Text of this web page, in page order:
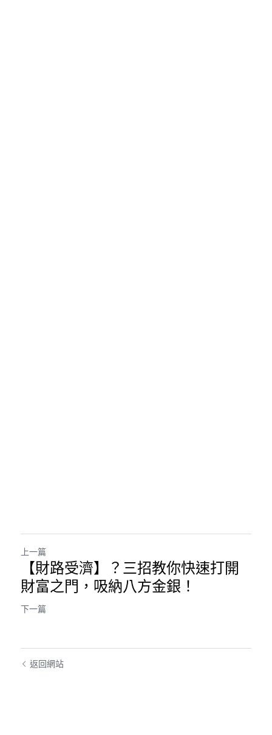
上一篇
【財路受濟】？三招教你快速打開
財富之門，吸納八方金銀！
下一篇
返回網站